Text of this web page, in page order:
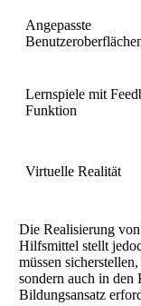
Angepasste
Lernspiele mit
Funktion
Virtuelle Realität
Die Realisierung von
Hilfsmittel stellt
müssen
sondern auch in
Bildungsansatz